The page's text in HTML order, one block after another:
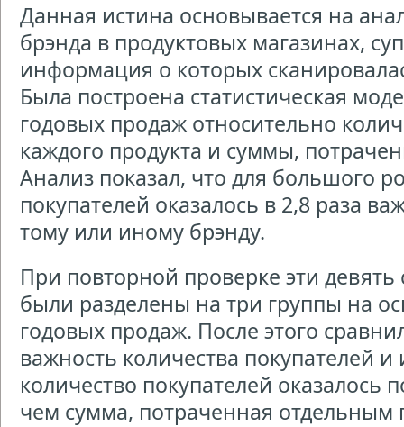
Данная истина основывается на
брэнда в продуктовых магазинах,
информация о которых
Была построена статистическая
годовых продаж относительно
каждого продукта и суммы,
Анализ показал, что для большого
покупателей оказалось в 2,8 раза
тому или иному брэнду.
При повторной проверке эти
были разделены на три группы на
годовых продаж. После этого
важность количества покупателей
количество покупателей оказалось
чем сумма, потраченная отдельным